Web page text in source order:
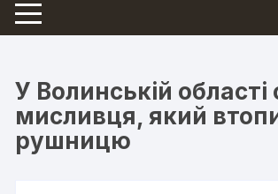
У Волинській області
мисливця, який
рушницю